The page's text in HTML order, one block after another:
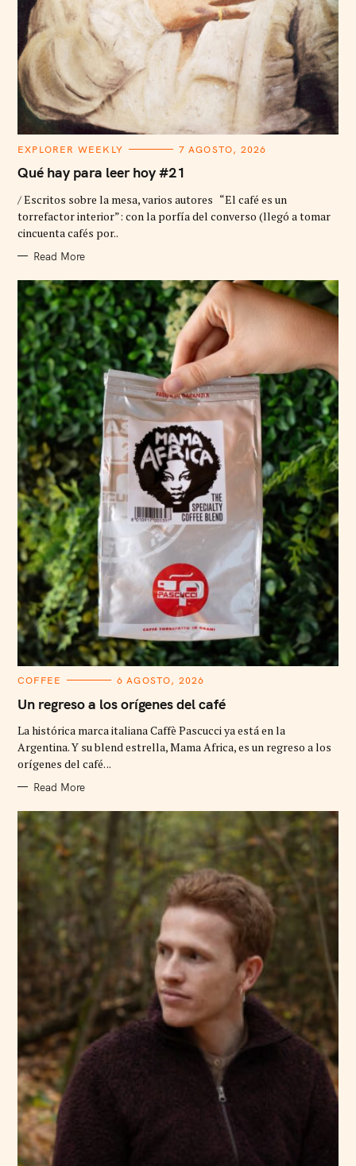
C
T
E
O
R
I
E
EXPLORER WEEKLY 7 AGOSTO, 2026
Qué hay para leer hoy #21
/ Escritos sobre la mesa, varios autores “El café es un
torrefactor interior”: con la porfía del converso (llegó a tomar
cincuenta cafés por..
Read More
C
T
E
O
R
I
E
COFFEE 6 AGOSTO, 2026
Un regreso a los orígenes del café
La histórica marca italiana Caffè Pascucci ya está en la
Argentina. Y su blend estrella, Mama Africa, es un regreso a los
orígenes del café. ..
Read More